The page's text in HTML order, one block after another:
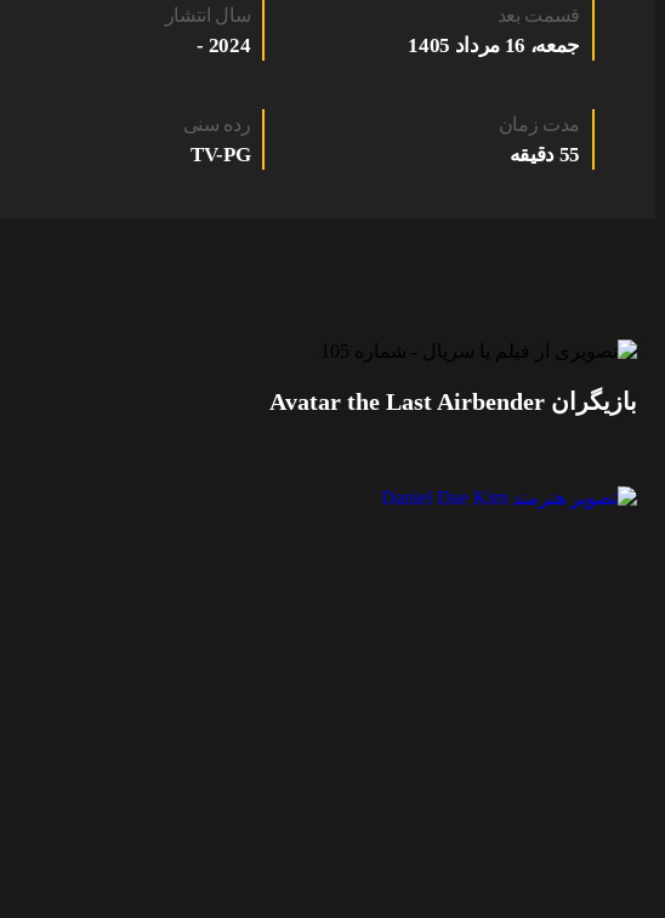
قسمت بعد
جمعه، 16 مرداد 1405
سال انتشار
2024 -
مدت زمان
55 دقیقه
رده سنی
TV-PG
بازیگران Avatar the Last Airbender